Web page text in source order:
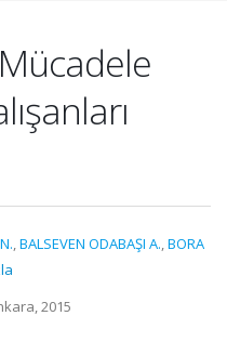
,BALSEVEN ODABAŞI A.,BORA
2015